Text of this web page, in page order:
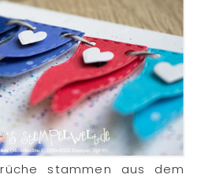
stammen aus dem